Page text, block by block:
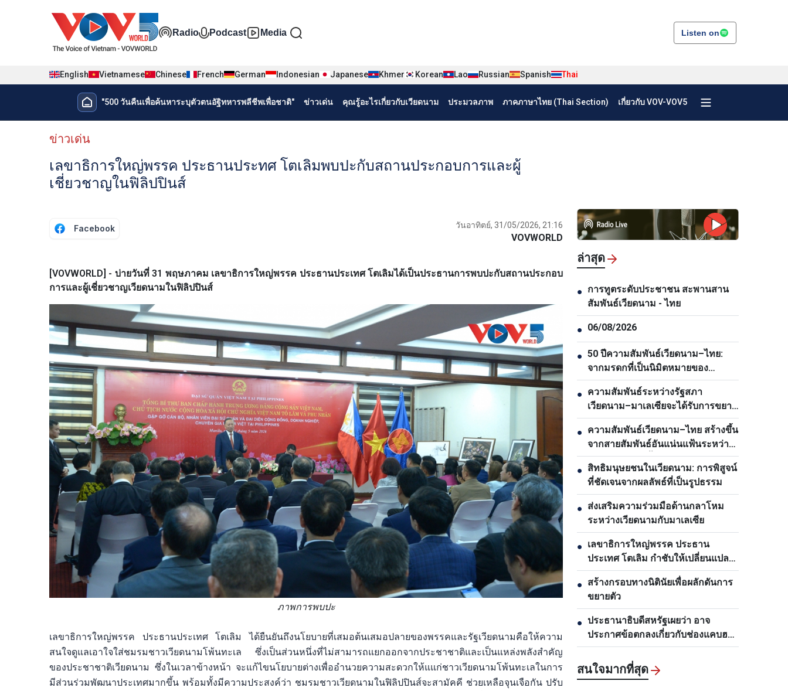
Đa phương tiện tiếng Thái
Radio Podcast Media Listen on
English Vietnamese Chinese French German Indonesian Japanese Khmer Korean Lao Russian Spanish Thai
Menu trang chủ tiếng Thái
"500 วันคืนเพื่อค้นหาระบุตัวตนอัฐิทหารพลีชีพเพื่อชาติ" ข่าวเด่น คุณรู้อะไรเกี่ยวกับเวียดนาม ประมวลภาพ ภาคภาษาไทย (Thai Section) เกี่ยวกับ VOV-VOV5
Menu phụ tiếng Thái
ข่าวเด่น
เลขาธิการใหญ่พรรค ประธานประทศ โตเลิมพบปะกับสถานประกอบการและผู้
เชี่ยวชาญในฟิลิปปินส์
Facebook วันอาทิตย์, 31/05/2026, 21:16
VOVWORLD
[VOVWORLD] - บ่ายวันที่ 31 พฤษภาคม เลขาธิการใหญ่พรรค ประธานประเทศ โตเลิมได้เป็นประธานการพบปะกับสถานประกอบ
การและผู้เชี่ยวชาญเวียดนามในฟิลิปปินส์
ภาพการพบปะ
เลขาธิการใหญ่พรรค ประธานประเทศ โตเลิม ได้ยืนยันถึงนโยบายที่เสมอต้นเสมอปลายของพรรคและรัฐเวียดนามคือให้ความ
สนใจดูแลเอาใจใส่ชมรมชาวเวียดนามโพ้นทะเล ซึ่งเป็นส่วนหนึ่งที่ไม่สามารถแยกออกจากประชาชาติและเป็นแหล่งพลังสำคัญ
ของประชาชาติเวียดนาม ซึ่งในเวลาข้างหน้า จะแก้ไขนโยบายต่างเพื่ออำนวยความสะดวกให้แแก่ชาวเวียดนามโพ้นทะเลในการ
มีส่วนร่วมพัฒนาประเทศมากขึ้น พร้อมทั้งมีความประสงค์ว่า ชมรมชาวเวียดนามในฟิลิปปินส์จะสามัคคี ช่วยเหลือจุนเจือกัน ปรับ
ล่าสุด
● การทูตระดับประชาชน สะพานสาน
สัมพันธ์เวียดนาม - ไทย
● 06/08/2026
● 50 ปีความสัมพันธ์เวียดนาม–ไทย:
จากมรดกที่เป็นนิมิตหมายของ
ประธานโฮจิมินห์สู่ตวามเป็นหุ้นส่วน
ยุทธศาสตร์รอบด้าน
● ความสัมพันธ์ระหว่างรัฐสภา
เวียดนาม–มาเลเซียจะได้รับการขยาย
อย่างต่อเนื่อง
● ความสัมพันธ์เวียดนาม–ไทย สร้างขึ้น
จากสายสัมพันธ์อันแน่นแฟ้นระหว่าง
ประชาชนของทั้งสองประเทศ
● สิทธิมนุษยชนในเวียดนาม: การพิสูจน์
ที่ชัดเจนจากผลลัพธ์ที่เป็นรูปธรรม
● ส่งเสริมความร่วมมือด้านกลาโหม
ระหว่างเวียดนามกับมาเลเซีย
● เลขาธิการใหญ่พรรค ประธาน
ประเทศ โตเลิม กำชับให้เปลี่ยนแปลง
งานด้านการวางแผนและพัฒนา
โครงสร้างพื้นฐาน
● สร้างกรอบทางนิตินัยเพื่อผลักดันการ
ขยายตัว
● ประธานาธิบดีสหรัฐเผยว่า อาจ
ประกาศข้อตกลงเกี่ยวกับช่องแคบฮอร์
มุซภายใน 48 ชั่วโมงข้างหน้า
สนใจมากที่สุด